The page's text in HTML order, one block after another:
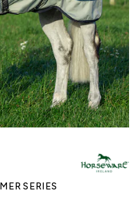
SERIES